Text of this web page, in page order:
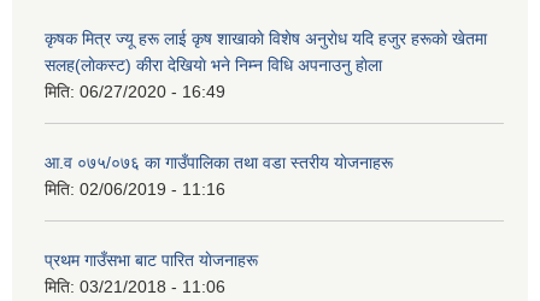
कृषक मित्र ज्यू हरू लाई कृष शाखाकाे विशेष अनुराेध यदि हजुर हरूकाे खेतमा
सलह(लाेकस्ट) कीरा देखियाे भने निम्न विधि अपनाउनु हाेला
मिति: 06/27/2020 - 16:49
आ‍.व ०७५/०७६ का गाउँपालिका तथा वडा स्तरीय याेजनाहरू
मिति: 02/06/2019 - 11:16
प्रथम गाउँसभा बाट पारित याेजनाहरू
मिति: 03/21/2018 - 11:06